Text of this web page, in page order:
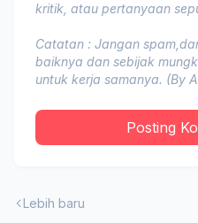
kritik, atau pertanyaan
Catatan : Jangan
baiknya dan sebijak
untuk kerja samanya. (By
Posting
Lebih baru